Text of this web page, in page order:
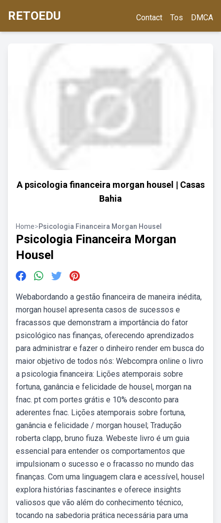
RETOEDU Contact Tos DMCA
A psicologia financeira morgan housel | Casas
Bahia
Home>Psicologia Financeira Morgan Housel
Psicologia Financeira Morgan
Housel
Webabordando a gestão financeira de maneira inédita,
morgan housel apresenta casos de sucessos e
fracassos que demonstram a importância do fator
psicológico nas finanças, oferecendo aprendizados
para administrar e fazer o dinheiro render em busca do
maior objetivo de todos nós: Webcompra online o livro
a psicologia financeira: Lições atemporais sobre
fortuna, ganância e felicidade de housel, morgan na
fnac. pt com portes grátis e 10% desconto para
aderentes fnac. Lições atemporais sobre fortuna,
ganância e felicidade / morgan housel; Tradução
roberta clapp, bruno fiuza. Webeste livro é um guia
essencial para entender os comportamentos que
impulsionam o sucesso e o fracasso no mundo das
finanças. Com uma linguagem clara e acessível, housel
explora histórias fascinantes e oferece insights
valiosos que vão além do conhecimento técnico,
tocando na sabedoria prática necessária para uma